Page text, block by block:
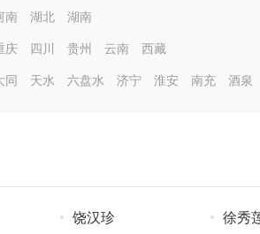
南 湖北 湖南
庆 四川 贵州 云南 西藏
同 天水 六盘水 济宁 淮安 南充 酒泉
饶汉珍 徐秀